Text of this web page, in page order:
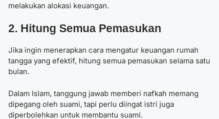
melakukan alokasi keuangan.
2. Hitung Semua Pemasukan
Jika ingin menerapkan cara mengatur keuangan rumah
tangga yang efektif, hitung semua pemasukan selama satu
bulan.
Dalam Islam, tanggung jawab memberi nafkah memang
dipegang oleh suami, tapi perlu diingat istri juga
diperbolehkan untuk membantu suami.